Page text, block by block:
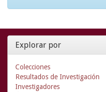
Explorar por
Colecciones
Resultados de Investigación
Investigadores